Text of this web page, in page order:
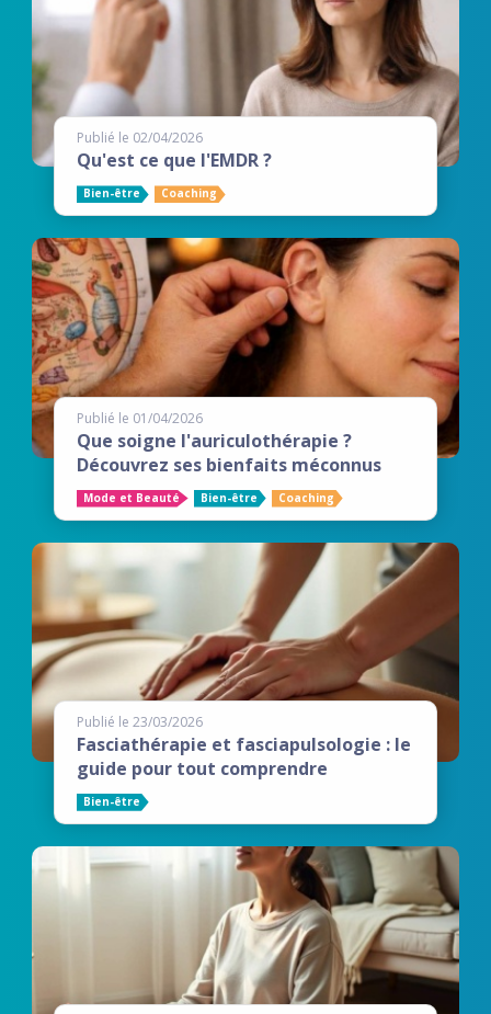
Publié le 02/04/2026
Qu'est ce que l'EMDR ?
Bien-être Coaching
Publié le 01/04/2026
Que soigne l'auriculothérapie ?
Découvrez ses bienfaits méconnus
Mode et Beauté Bien-être Coaching
Publié le 23/03/2026
Fasciathérapie et fasciapulsologie : le
guide pour tout comprendre
Bien-être